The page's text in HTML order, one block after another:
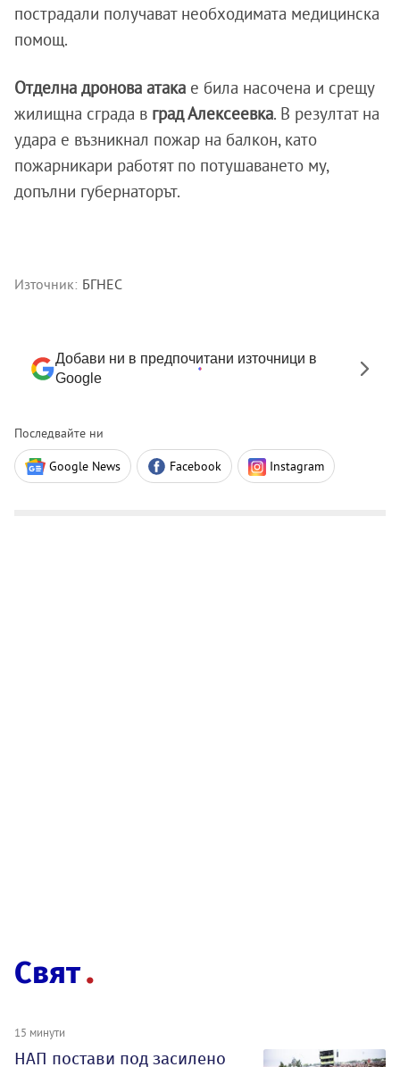
пострадали получават необходимата медицинска
помощ.
Отделна дронова атака е била насочена и срещу
жилищна сграда в град Алексеевка. В резултат на
удара е възникнал пожар на балкон, като
пожарникари работят по потушаването му,
допълни губернаторът.
Източник: БГНЕС
Добави ни в предпочитани източници в
Google
Последвайте ни
Google News Facebook Instagram
Свят
15 минути
НАП постави под засилено